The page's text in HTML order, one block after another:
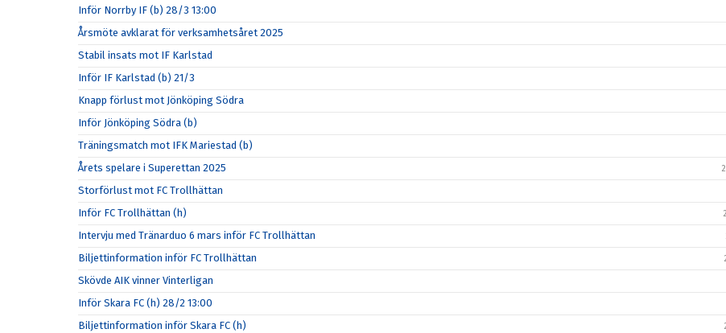
Inför Norrby IF (b) 28/3 13:00
Årsmöte avklarat för verksamhetsåret 2025
Stabil insats mot IF Karlstad
Inför IF Karlstad (b) 21/3
Knapp förlust mot Jönköping Södra
Inför Jönköping Södra (b)
Träningsmatch mot IFK Mariestad (b)
Årets spelare i Superettan 2025
Storförlust mot FC Trollhättan
Inför FC Trollhättan (h)
Intervju med Tränarduo 6 mars inför FC Trollhättan
Biljettinformation inför FC Trollhättan
Skövde AIK vinner Vinterligan
Inför Skara FC (h) 28/2 13:00
Biljettinformation inför Skara FC (h)